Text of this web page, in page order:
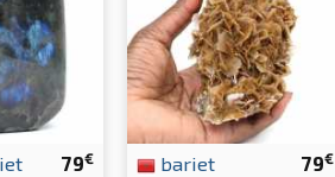
79€ 79€
bariet